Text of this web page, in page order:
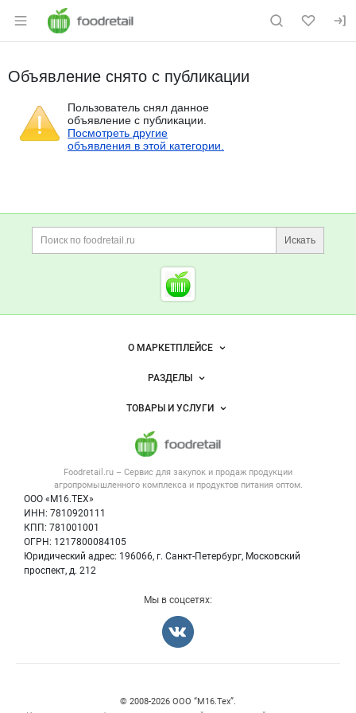
Раздел навигации по сайту
Объявление снято с публикации
Пользователь снял данное
объявление с публикации.
Посмотреть другие
объявления в этой категории.
Дополнительная информация
Поиск по сайту и
Искать
Cсылки на полезные
Foodretail.ru
— продукты
Важные разделы и контакты
Foodretail.ru – Сервис для закупок и продаж продукции
агропромышленного комплекса и продуктов питания оптом.
ООО «М16.ТЕХ»
ИНН: 7810920111
КПП: 781001001
ОГРН: 1217800084105
Юридический адрес: 196066, г. Санкт-Петербург, Московский
проспект, д. 212
Навигация по сайтуО МАРКЕТПЛЕЙСЕ
Новости Foodretail.ru
Размещение рекламы
Публичная оферта
Контактная информация
Политика обработки персональных данных
РАЗДЕЛЫ
Объявления
Новости рынка
Вакансии
ТОВАРЫ И УСЛУГИ
Напитки, соки, вода
Оборудование для пищепрома
Информация о компаниях
Мы в соцсетях:
© 2008‑2026 ООО “М16.Тех”.